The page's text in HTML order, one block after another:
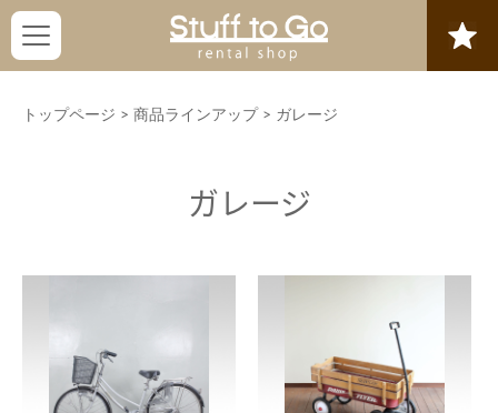
トップページ > 商品ラインアップ > ガレージ
ガレージ